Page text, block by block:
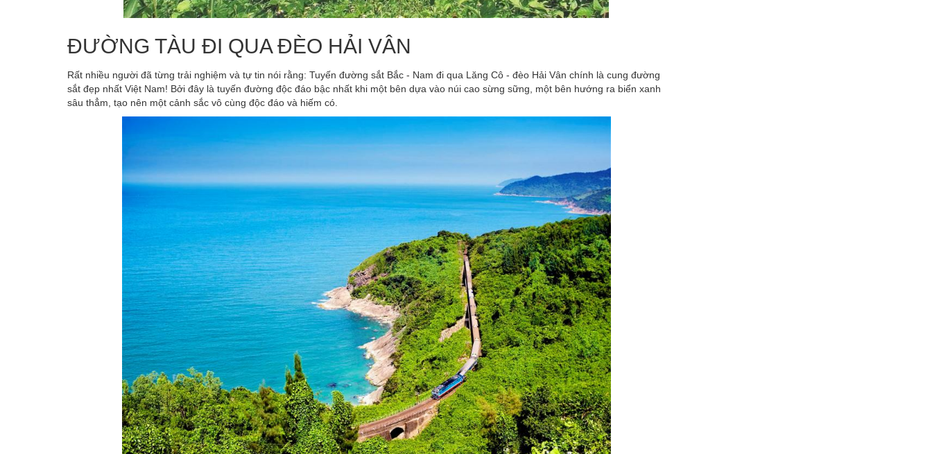
ĐƯỜNG TÀU ĐI QUA ĐÈO HẢI VÂN
Rất nhiều người đã từng trải nghiệm và tự tin nói rằng: Tuyến đường sắt Bắc - Nam đi qua Lăng Cô - đèo Hải Vân chính là cung đường
sắt đẹp nhất Việt Nam! Bởi đây là tuyến đường độc đáo bậc nhất khi một bên dựa vào núi cao sừng sững, một bên hướng ra biển xanh
sâu thẳm, tạo nên một cảnh sắc vô cùng độc đáo và hiếm có.